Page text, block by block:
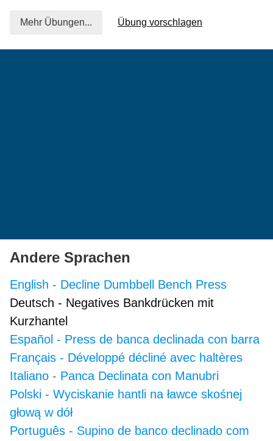
Mehr Übungen... Übung vorschlagen
Andere Sprachen
English - Decline Dumbbell Bench Press
Deutsch - Negatives Bankdrücken mit
Kurzhantel
Español - Press de banca declinada con barra
Français - Développé décliné avec haltères
Italiano - Panca Declinata con Manubri
Polski - Wyciskanie hantli na ławce skośnej
głową w dół
Português - Supino de banco declinado com